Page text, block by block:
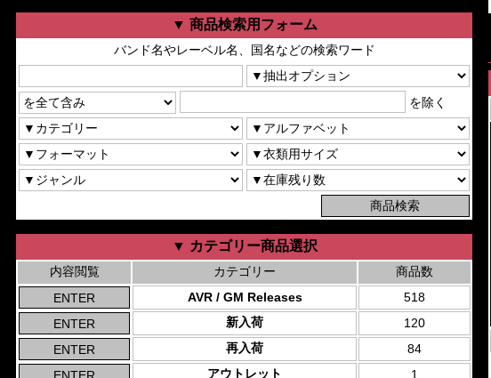
▼ 商品検索用フォーム
バンド名やレーベル名、国名などの検索ワード
を除く
▼ カテゴリー商品選択
内容閲覧 カテゴリー
商品数
AVR / GM Releases
518
新入荷
120
再入荷
84
アウトレット
1